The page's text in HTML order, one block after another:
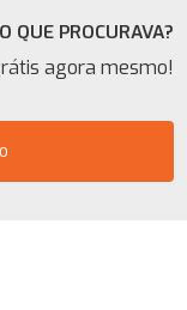
QUE PROCURAVA?
agora mesmo!